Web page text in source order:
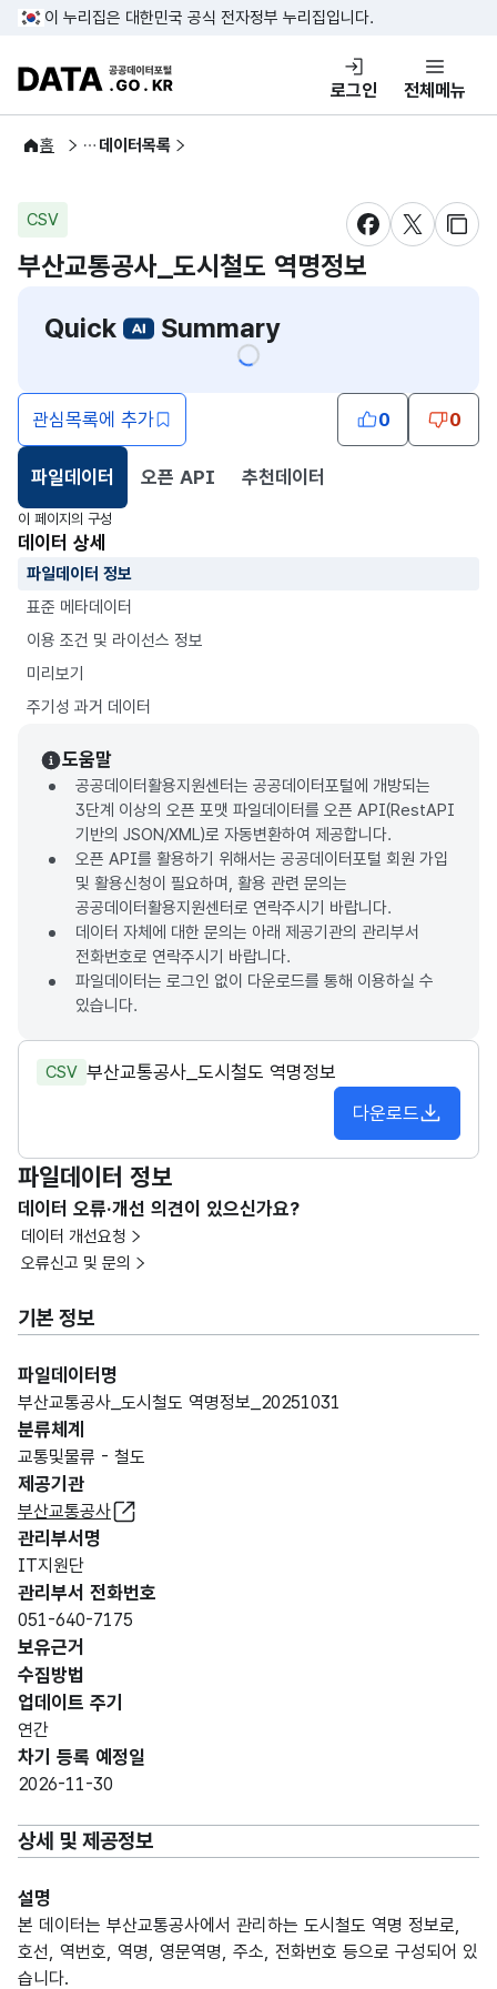
콘텐츠 바로가기
푸터 바로가기
이 누리집은 대한민국 공식 전자정부 누리집입니다.
DATA.GO.KR 공공데이터포털
로그인 전체메뉴
홈
공공데이터 데이터목록
CSV
새창 열림새창 열림
새창
부산교통공사_도시철도 역명정보
Quick
Summary
관심목록에 추가 0 0
파일데이터
선택됨
오픈 API 추천데이터
이 페이지의 구성
데이터 상세
파일데이터 정보
표준 메타데이터
이용 조건 및 라이선스 정보
미리보기
주기성 과거 데이터
도움말
공공데이터활용지원센터는 공공데이터포털에 개방되는
3단계 이상의 오픈 포맷 파일데이터를 오픈 API(RestAPI
기반의 JSON/XML)로 자동변환하여 제공합니다.
오픈 API를 활용하기 위해서는 공공데이터포털 회원 가입
및 활용신청이 필요하며, 활용 관련 문의는
공공데이터활용지원센터로 연락주시기 바랍니다.
데이터 자체에 대한 문의는 아래 제공기관의 관리부서
전화번호로 연락주시기 바랍니다.
파일데이터는 로그인 없이 다운로드를 통해 이용하실 수
있습니다.
CSV 부산교통공사_도시철도 역명정보
다운로드
파일데이터 정보
데이터 오류·개선 의견이 있으신가요?
데이터 개선요청
오류신고 및 문의
기본 정보
파일데이터명
부산교통공사_도시철도 역명정보_20251031
분류체계
교통및물류 - 철도
제공기관
부산교통공사
관리부서명
IT지원단
관리부서 전화번호
051-640-7175
보유근거
수집방법
업데이트 주기
연간
차기 등록 예정일
2026-11-30
상세 및 제공정보
설명
본 데이터는 부산교통공사에서 관리하는 도시철도 역명 정보로,
호선, 역번호, 역명, 영문역명, 주소, 전화번호 등으로 구성되어 있
습니다.